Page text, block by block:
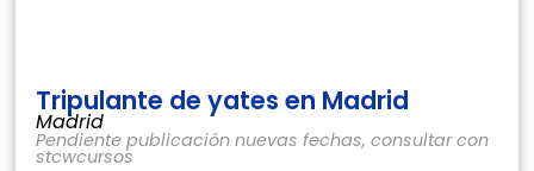
Tripulante de yates en Madrid
Madrid
Pendiente publicación nuevas fechas, consultar con
stcwcursos